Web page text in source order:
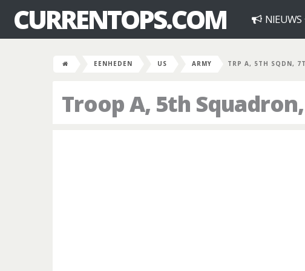
CURRENTOPS.COM NIEUWS
EENHEDEN US ARMY TRP A, 5TH SQDN,
Troop A, 5th